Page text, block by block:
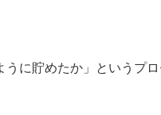
に貯めたか」というプロ